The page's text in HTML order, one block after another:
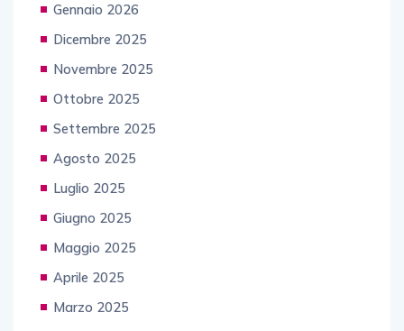
Gennaio 2026
Dicembre 2025
Novembre 2025
Ottobre 2025
Settembre 2025
Agosto 2025
Luglio 2025
Giugno 2025
Maggio 2025
Aprile 2025
Marzo 2025